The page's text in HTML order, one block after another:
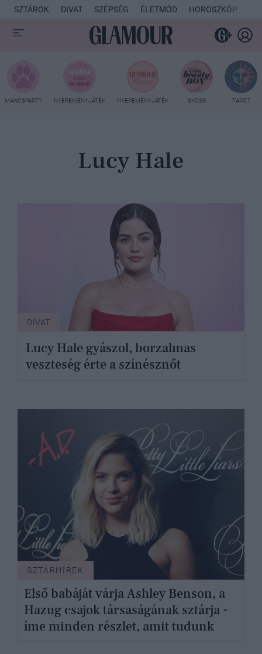
SZTÁROK DIVAT SZÉPSÉG ÉLETMÓD HOROSZKÓP
MANCSPARTY NYEREMÉNYJÁTÉK NYEREMÉNYJÁTÉK SYOSS TAROT
Lucy Hale
DIVAT
Lucy Hale gyászol, borzalmas
veszteség érte a színésznőt
SZTÁRHÍREK
Első babáját várja Ashley Benson, a
Hazug csajok társaságának sztárja -
íme minden részlet, amit tudunk